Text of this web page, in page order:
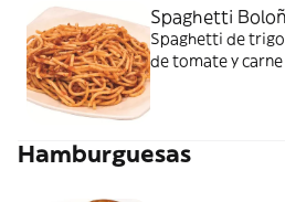
Spaghetti
Spaghetti de
de tomate y
Hamburguesas